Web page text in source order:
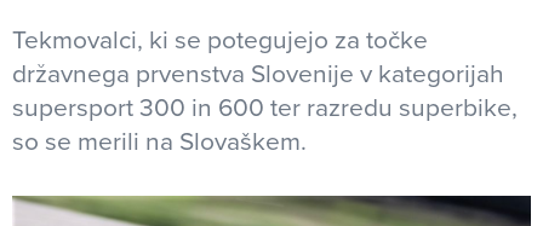
Tekmovalci, ki se potegujejo za točke
državnega prvenstva Slovenije v kategorijah
supersport 300 in 600 ter razredu superbike,
so se merili na Slovaškem.